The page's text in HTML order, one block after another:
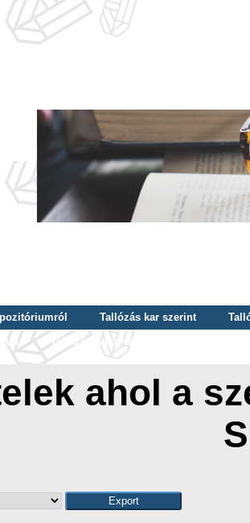
Tallózás kar szerint
Tallózás tudományterület szerint
ahol a